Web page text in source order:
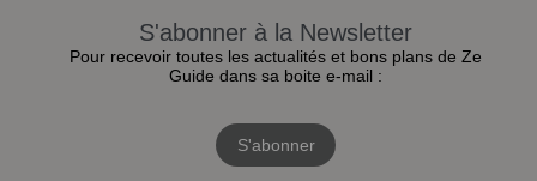
S'abonner à la Newsletter
Pour recevoir toutes les actualités et bons plans de Ze
Guide dans sa boite e-mail :
S'abonner